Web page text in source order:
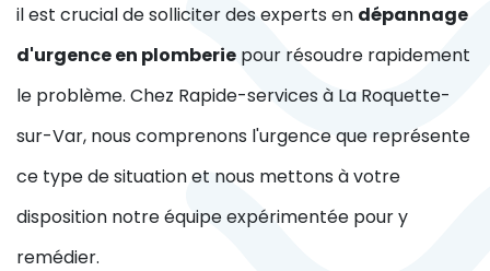
il est crucial de solliciter des experts en dépannage
d'urgence en plomberie pour résoudre rapidement
le problème. Chez Rapide-services à La Roquette-
sur-Var, nous comprenons l'urgence que représente
ce type de situation et nous mettons à votre
disposition notre équipe expérimentée pour y
remédier.